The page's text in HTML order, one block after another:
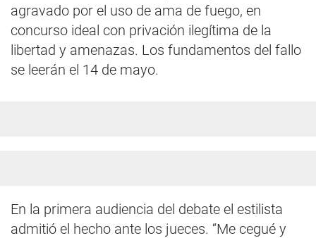
agravado por el uso de ama de fuego, en
concurso ideal con privación ilegítima de la
libertad y amenazas. Los fundamentos del fallo
se leerán el 14 de mayo.
En la primera audiencia del debate el estilista
admitió el hecho ante los jueces. “Me cegué y